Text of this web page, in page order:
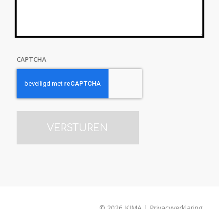
CAPTCHA